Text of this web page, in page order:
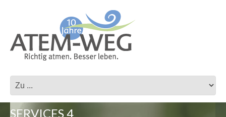
SERVICES 4